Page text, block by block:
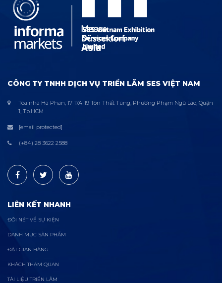
CÔNG TY TNHH DỊCH VỤ TRIỂN LÃM SES VIỆT NAM
Tòa nhà Hà Phan, 17-17A-19 Tôn Thất Tùng, Phường Phạm Ngũ Lão, Quận
1, Tp.HCM
[email protected]
(+84) 28 3622 2588
LIÊN KẾT NHANH
ĐÔI NÉT VỀ SỰ KIỆN
DANH MỤC SẢN PHẨM
ĐẶT GIAN HÀNG
KHÁCH THAM QUAN
TÀI LIỆU TRIỂN LÃM